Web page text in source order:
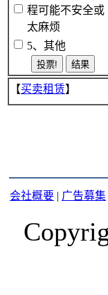
程可能不安全或
太麻烦
5、其他
【买卖租赁】
会社概要 | 广告募集